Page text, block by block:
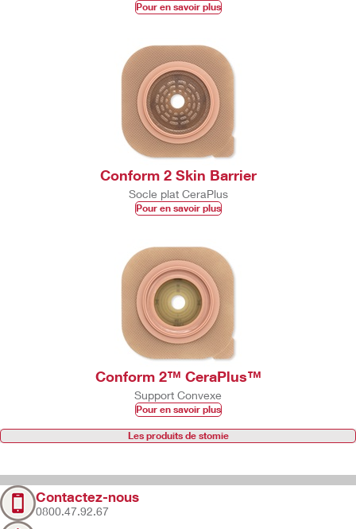
Pour en savoir plus
Conform 2 Skin Barrier
Socle plat CeraPlus
Pour en savoir plus
Conform 2™ CeraPlus™
Support Convexe
Pour en savoir plus
Les produits de stomie
Contactez-nous
0800.47.92.67